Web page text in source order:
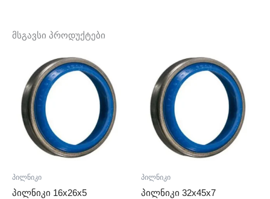
მსგავსი პროდუქტები
პილნიკი
პილნიკი 16x26x5
პილნიკი
პილნიკი 32x45x7